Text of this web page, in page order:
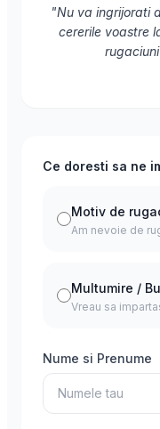
"Nu va ingrijorati
cererile voastre
Ce doresti sa ne
Motiv de
Am nevoie de
Multumire /
Vreau sa
Nume si Prenume